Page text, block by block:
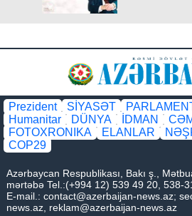
Prezident SİYASƏT
Humanitar
DÜNYA İDMAN
FOTOXRONIKA
ELANLAR
COP29
Azərbaycan Respublikası, Bakı ş.,
mərtəbə Tel.:(+994 12) 539 49 20, 538-
E-mail.: contact@azerbaijan-news.az;
news.az reklam@azerbaijan-news.az